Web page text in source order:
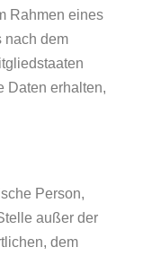
Rahmen eines
nach dem
Daten erhalten,
Person,
außer der
dem